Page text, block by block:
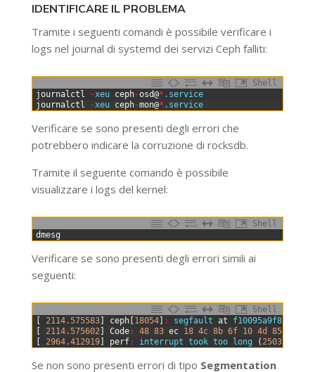
IDENTIFICARE IL PROBLEMA
Tramite i seguenti comandi è possibile verificare i
logs nel journal di systemd dei servizi Ceph falliti:
Shell
journalctl -xeu ceph-osd@* .service
journalctl
-xeu ceph-mon@* .service
Verificare se sono presenti degli errori che
potrebbero indicare la corruzione di rocksdb.
Tramite il seguente comando è possibile
visualizzare i logs del kernel:
Shell
dmesg
Verificare se sono presenti degli errori simili ai
seguenti:
Shell
2114.575583] ceph[ 18054] : segfault at f10095a9f8
2114.575602] Code: 48 83 ec 18 4c 8b 6f 10 4d 85
2964.412919] perf: interrupt took too long ( 2503
Se non sono presenti errori di tipo Segmentation